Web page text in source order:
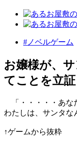
#ノベルゲーム
お嬢様が、
てことを立
「・・・・・あな
わたしは、サンタな
↑ゲームから抜粋